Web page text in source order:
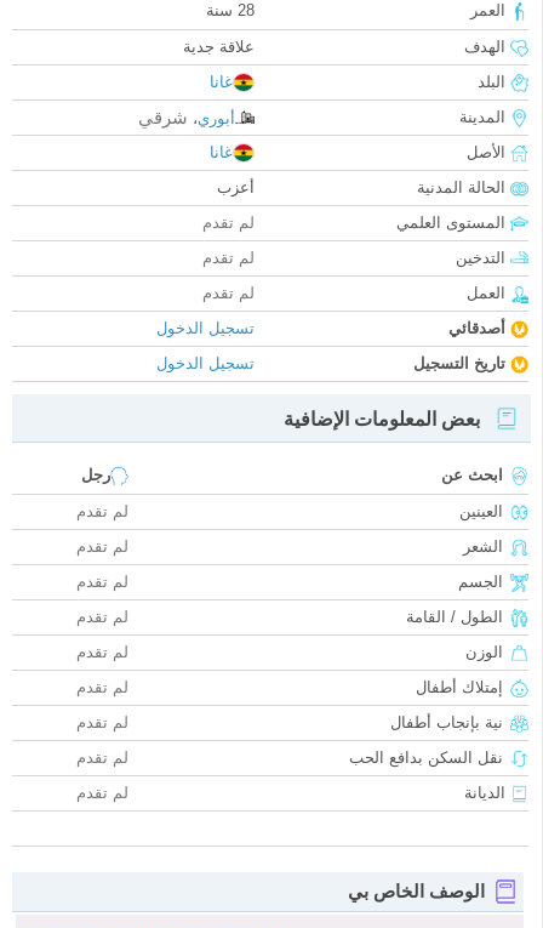
العمر
28 سنة
الهدف
علاقة جدية
البلد
غانا
المدينة
أبوري، شرقي
الأصل
غانا
الحالة المدنية
أعزب
المستوى العلمي
لم تقدم
التدخين
لم تقدم
العمل
لم تقدم
أصدقائي
تسجيل الدخول
تاريخ التسجيل
تسجيل الدخول
بعض المعلومات الإضافية
ابحث عن
رجل
العينين
لم تقدم
الشعر
لم تقدم
الجسم
لم تقدم
الطول / القامة
لم تقدم
الوزن
لم تقدم
إمتلاك أطفال
لم تقدم
نية بإنجاب أطفال
لم تقدم
نقل السكن بدافع الحب
لم تقدم
الديانة
لم تقدم
الوصف الخاص بي